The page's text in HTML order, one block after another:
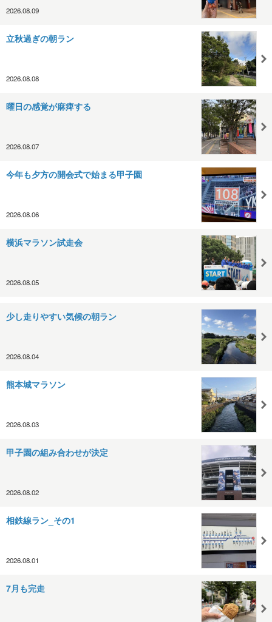
2026.08.09
立秋過ぎの朝ラン
2026.08.08
曜日の感覚が麻痺する
2026.08.07
今年も夕方の開会式で始まる甲子園
2026.08.06
横浜マラソン試走会
2026.08.05
少し走りやすい気候の朝ラン
2026.08.04
熊本城マラソン
2026.08.03
甲子園の組み合わせが決定
2026.08.02
相鉄線ラン_その1
2026.08.01
7月も完走